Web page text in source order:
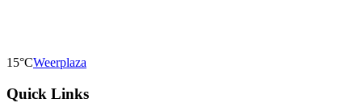
15°CWeerplaza
Quick Links